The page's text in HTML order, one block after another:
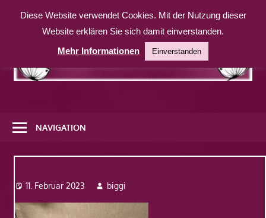
Inhalt
weitere
Website
NAVIGATION
11. Februar 2023 biggi
Diese Website verwendet Cookies. Mit der Nutzung dieser
Website erklären Sie sich damit einverstanden.
Mehr Informationen
Einverstanden